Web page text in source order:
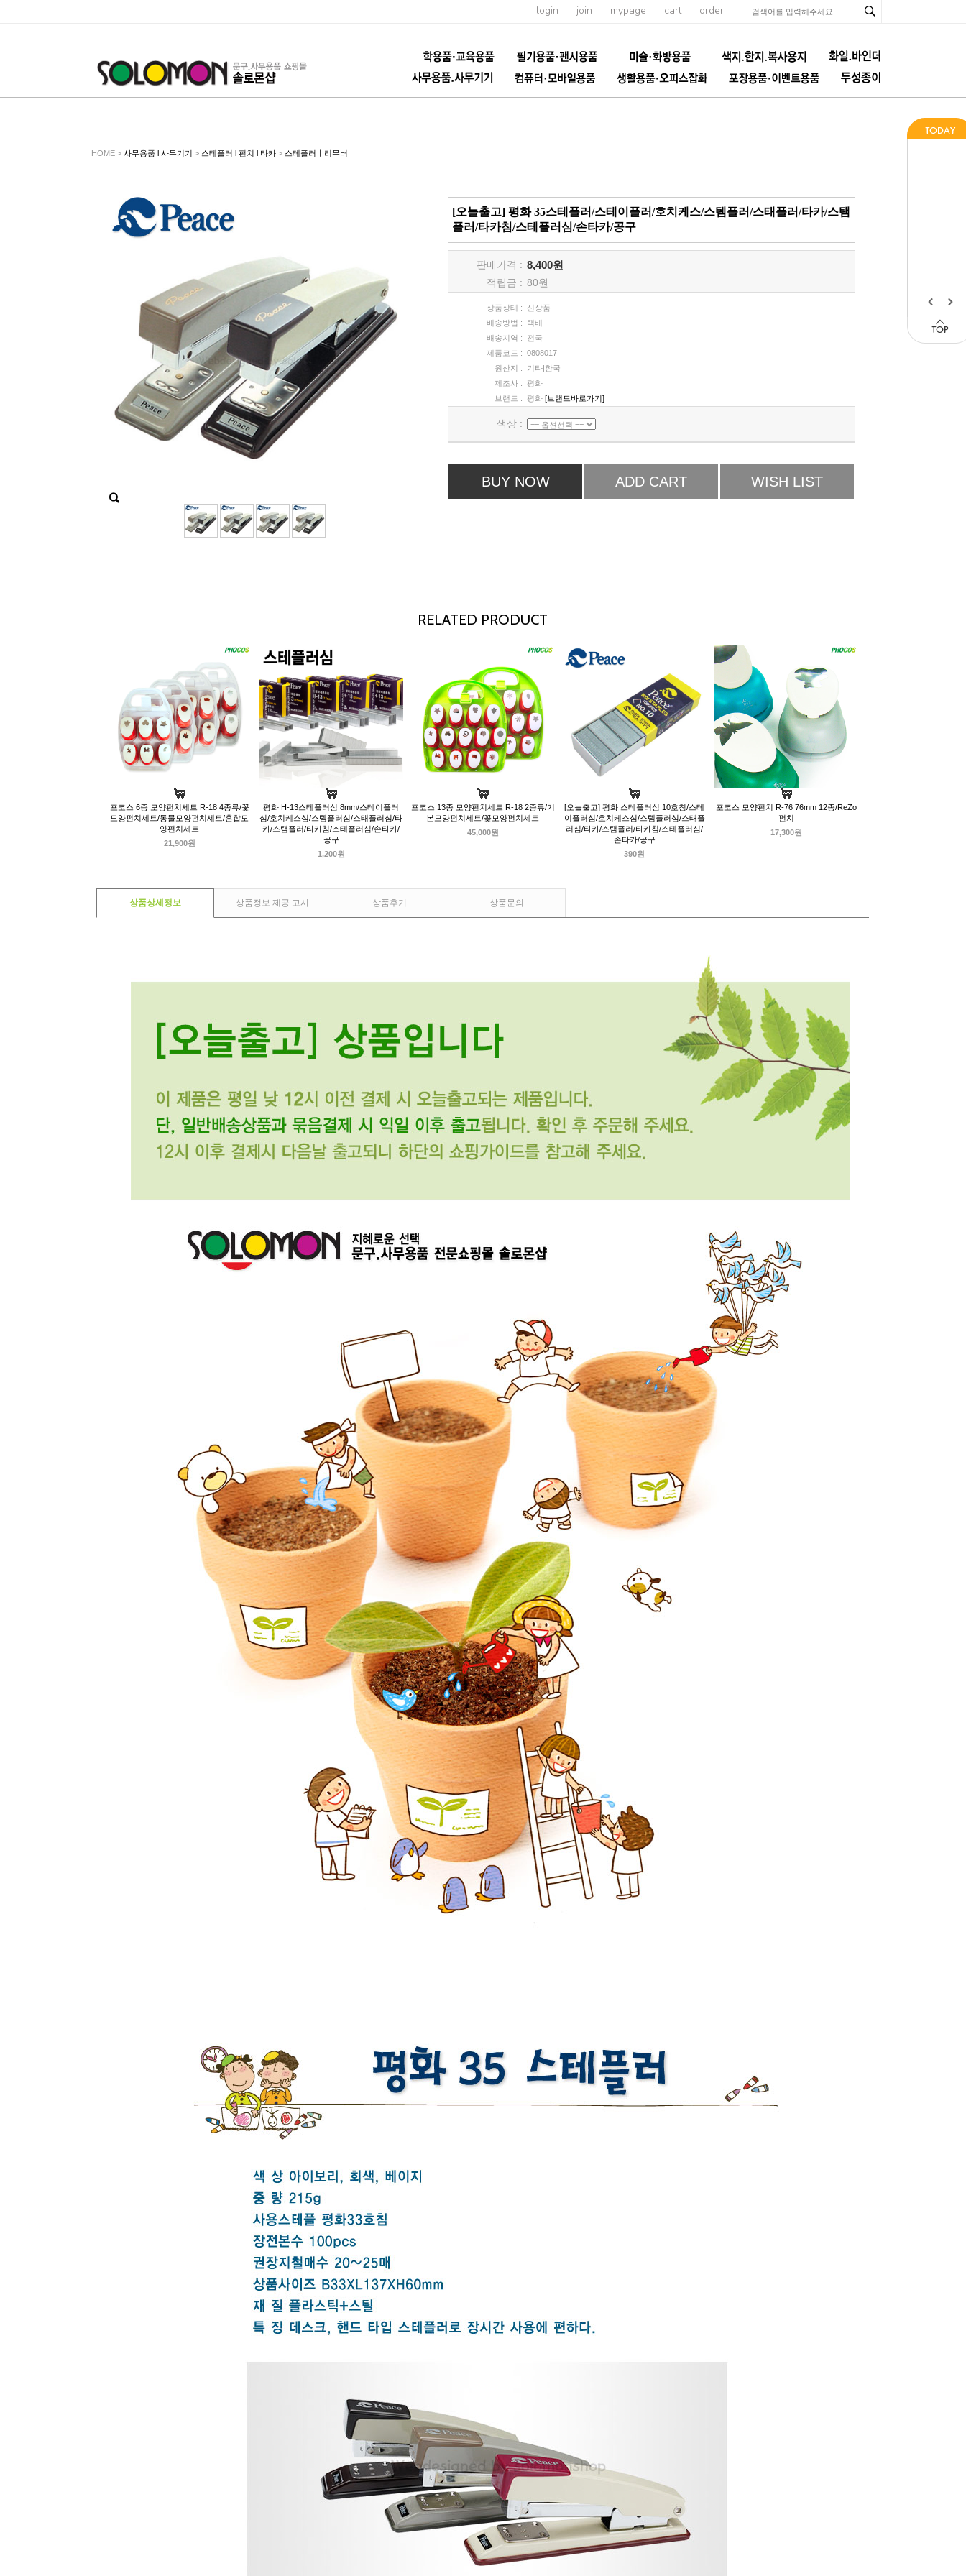
login join mypage cart order
HOME > 사무용품 l 사무기기 > 스테플러 l 펀치 l 타카 > 스테플러ㅣ리무버
[오늘출고] 평화 35스테플러/스테이플러/호치케스/스템플러/스태플러/타카/스탬
플러/타카침/스테플러심/손타카/공구
판매가격 : 8,400원
적립금 : 80원
상품상태 :
신상품
배송방법 :
택배
배송지역 :
전국
제품코드 : 0808017
원산지 :
기타|한국
제조사 : 평화
브랜드 : 평화 [브랜드바로가기]
색상 :
BUY NOW ADD CART WISH LIST
RELATED PRODUCT
포코스 6종 모양펀치세트 R-18 4종류/꽃
모양펀치세트/동물모양펀치세트/혼합모
양펀치세트
21,900원
평화 H-13스테플러심 8mm/스테이플러
심/호치케스심/스템플러심/스태플러심/타
카/스탬플러/타카침/스테플러심/손타카/
공구
1,200원
포코스 13종 모양펀치세트 R-18 2종류/기
본모양펀치세트/꽃모양펀치세트
45,000원
[오늘출고] 평화 스테플러심 10호침/스테
이플러심/호치케스심/스템플러심/스태플
러심/타카/스탬플러/타카침/스테플러심/
손타카/공구
390원
포코스 모양펀치 R-76 76mm 12종/ReZo
펀치
17,300원
상품상세정보 상품정보 제공 고시 상품후기 상품문의